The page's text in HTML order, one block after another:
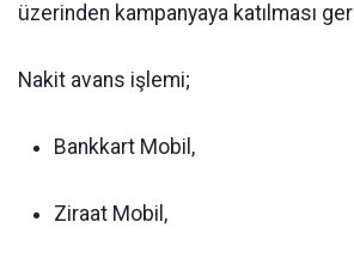
üzerinden kampanyaya katılması
Nakit avans işlemi;
Bankkart Mobil,
Ziraat Mobil,